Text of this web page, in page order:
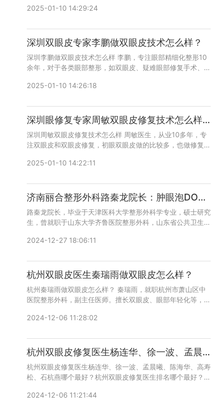
通。
2025-01-10 14:29:24
深圳双眼皮专家李鹏做双眼皮技术怎么样？
深圳李鹏做双眼皮技术怎么样 李鹏，专注眼部精细化整形10
余年，对于各类眼部整形，如双眼皮、疑难眼部修复手术、重
添加微信号：bianmei0528或者直接拨打400-616-6769，
2025-01-10 14:26:18
深圳眼修复专家周敏双眼皮修复技术怎么样？
深圳周敏双眼皮修复技术怎么样 周敏医生，从业10多年，专
注双眼皮和双眼皮修复，初眼双眼皮做的比较多，也做修复，
号：bianmei0528或者直接拨打400-616-6769，详细沟
2025-01-10 14:22:11
济南丽合整形外科路秦龙院长：肿眼泡DO双眼皮思路来了
路秦龙院长，毕业于天津医科大学整形外科学专业，硕士研究
生，曾就职于山东大学齐鲁医院整形外科，山东省公共卫生学
年，技术娴熟，追求手术的微创化，力求最少组织伤害，减少
2024-12-27 18:06:11
杭州双眼皮医生秦瑞雨做双眼皮怎么样？
杭州秦瑞雨做双眼皮怎么样？ 秦瑞雨，就职杭州市萧山区中
医院整形外科，副主任医师。擅长双眼皮、眼部年轻化等，从
号：bianmei0528或者直接拨打400-616-6769，详细沟
2024-12-06 11:28:02
杭州双眼皮修复医生杨连华、徐一波、孟晨曦、陈海华、高寿松、石杭燕哪个最好？
杭州双眼皮修复医生杨连华、徐一波、孟晨曦、陈海华、高寿
松、石杭燕哪个最好？杭州双眼皮修复医生排名哪个最好？
华、高寿松、石杭燕等，医生比较多，建议多实地面诊和对
2024-12-06 11:21:44